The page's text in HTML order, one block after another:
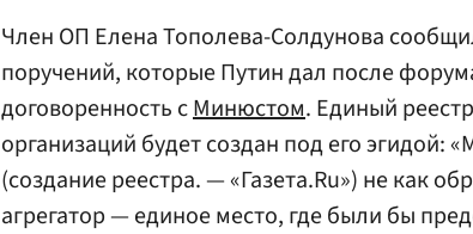
Член ОП Елена Тополева-Солдунова
поручений, которые Путин дал после
договоренность сМинюстом. Единый
организаций будет создан под его эгидой:
(создание реестра. — «Газета.Ru») не как
агрегатор — единое место, где были бы